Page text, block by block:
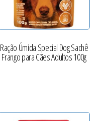
Ração Úmida Special Dog Sachê
Frango para Cães Adultos 100g